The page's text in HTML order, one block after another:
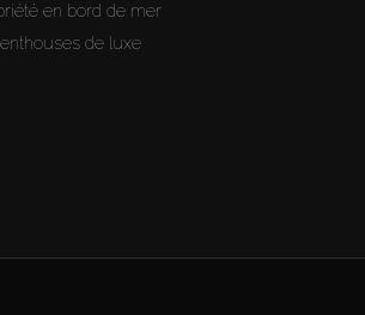
en bord de mer
de luxe